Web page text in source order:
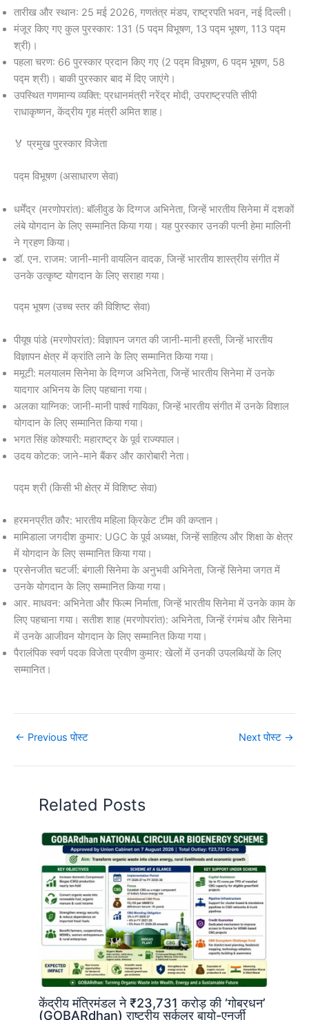
तारीख और स्थान: 25 मई 2026, गणतंत्र मंडप, राष्ट्रपति भवन, नई दिल्ली।
मंजूर किए गए कुल पुरस्कार: 131 (5 पद्म विभूषण, 13 पद्म भूषण, 113 पद्म
श्री)।
पहला चरण: 66 पुरस्कार प्रदान किए गए (2 पद्म विभूषण, 6 पद्म भूषण, 58
पद्म श्री)। बाकी पुरस्कार बाद में दिए जाएंगे।
उपस्थित गणमान्य व्यक्ति: प्रधानमंत्री नरेंद्र मोदी, उपराष्ट्रपति सीपी
राधाकृष्णन, केंद्रीय गृह मंत्री अमित शाह।
🏅 प्रमुख पुरस्कार विजेता
पद्म विभूषण (असाधारण सेवा)
धर्मेंद्र (मरणोपरांत): बॉलीवुड के दिग्गज अभिनेता, जिन्हें भारतीय सिनेमा में दशकों
लंबे योगदान के लिए सम्मानित किया गया। यह पुरस्कार उनकी पत्नी हेमा मालिनी
ने ग्रहण किया।
डॉ. एन. राजम: जानी-मानी वायलिन वादक, जिन्हें भारतीय शास्त्रीय संगीत में
उनके उत्कृष्ट योगदान के लिए सराहा गया।
पद्म भूषण (उच्च स्तर की विशिष्ट सेवा)
पीयूष पांडे (मरणोपरांत): विज्ञापन जगत की जानी-मानी हस्ती, जिन्हें भारतीय
विज्ञापन क्षेत्र में क्रांति लाने के लिए सम्मानित किया गया।
ममूटी: मलयालम सिनेमा के दिग्गज अभिनेता, जिन्हें भारतीय सिनेमा में उनके
यादगार अभिनय के लिए पहचाना गया।
अलका याग्निक: जानी-मानी पार्श्व गायिका, जिन्हें भारतीय संगीत में उनके विशाल
योगदान के लिए सम्मानित किया गया।
भगत सिंह कोश्यारी: महाराष्ट्र के पूर्व राज्यपाल।
उदय कोटक: जाने-माने बैंकर और कारोबारी नेता।
पद्म श्री (किसी भी क्षेत्र में विशिष्ट सेवा)
हरमनप्रीत कौर: भारतीय महिला क्रिकेट टीम की कप्तान।
मामिडाला जगदीश कुमार: UGC के पूर्व अध्यक्ष, जिन्हें साहित्य और शिक्षा के क्षेत्र
में योगदान के लिए सम्मानित किया गया।
प्रसेनजीत चटर्जी: बंगाली सिनेमा के अनुभवी अभिनेता, जिन्हें सिनेमा जगत में
उनके योगदान के लिए सम्मानित किया गया।
आर. माधवन: अभिनेता और फिल्म निर्माता, जिन्हें भारतीय सिनेमा में उनके काम के
लिए पहचाना गया। सतीश शाह (मरणोपरांत): अभिनेता, जिन्हें रंगमंच और सिनेमा
में उनके आजीवन योगदान के लिए सम्मानित किया गया।
पैरालंपिक स्वर्ण पदक विजेता प्रवीण कुमार: खेलों में उनकी उपलब्धियों के लिए
सम्मानित।
← Previous पोस्ट Next पोस्ट →
Related Posts
केंद्रीय मंत्रिमंडल ने ₹23,731 करोड़ की ‘गोबरधन’
(GOBARdhan) राष्ट्रीय सर्कुलर बायो-एनर्जी